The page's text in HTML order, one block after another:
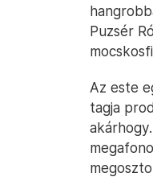
Puzsér
Az este
tagja